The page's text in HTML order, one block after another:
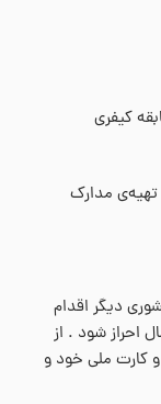
کیفری
تهیه‌ی مدارک
دیگر اقدام
احراز شود . از
کارت ملی خود و